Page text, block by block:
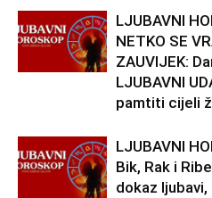
LJUBAVNI
NETKO SE
ZAUVIJEK:
LJUBAVNI
pamtiti cijeli
LJUBAVNI
Bik, Rak i
dokaz